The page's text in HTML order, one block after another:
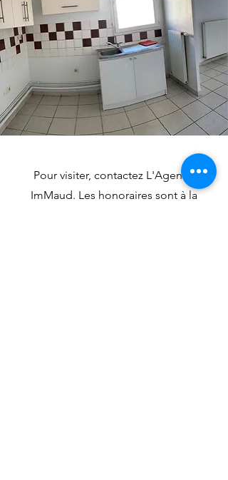
Pour visiter, contactez L'Agence
ImMaud. Les honoraires sont à la